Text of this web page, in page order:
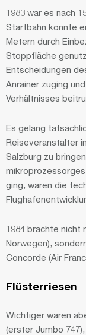
1983 war es nach
Startbahn konnte
Metern durch
Stoppfläche
Entscheidungen
Anrainer zuging
Verhältnisses
Es gelang
Reiseveranstalter
Salzburg zu
ging, waren die
1984 brachte nicht
Norwegen),
Concorde (Air
Flüsterriesen
Wichtiger waren
(erster Jumbo